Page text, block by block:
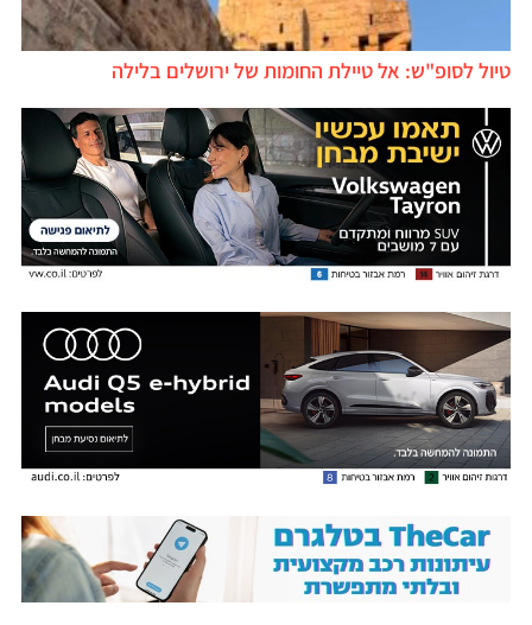
טיול לסופ"ש: אל טיילת החומות של ירושלים בלילה